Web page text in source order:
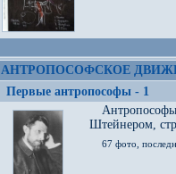
АНТРОПОСОФСКОЕ
Первые антропософы - 1
Штейнером,
67 фото,